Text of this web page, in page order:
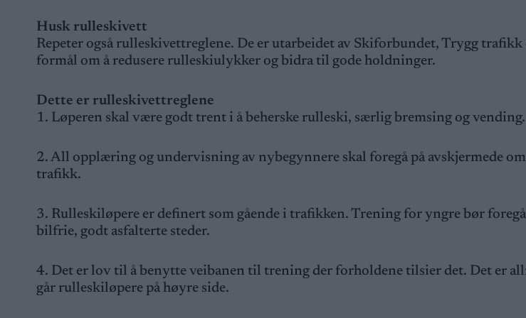
Husk rulleskivett
Repeter også rulleskivettreglene. De er utarbeidet av Skiforbundet, Trygg trafikk
formål om å redusere rulleskiulykker og bidra til gode holdninger.
Dette er rulleskivettreglene
1. Løperen skal være godt trent i å beherske rulleski, særlig bremsing og vending.
2. All opplæring og undervisning av nybegynnere skal foregå på avskjermede
trafikk.
3. Rulleskiløpere er definert som gående i trafikken. Trening for yngre bør
bilfrie, godt asfalterte steder.
4. Det er lov til å benytte veibanen til trening der forholdene tilsier det. Det er
går rulleskiløpere på høyre side.